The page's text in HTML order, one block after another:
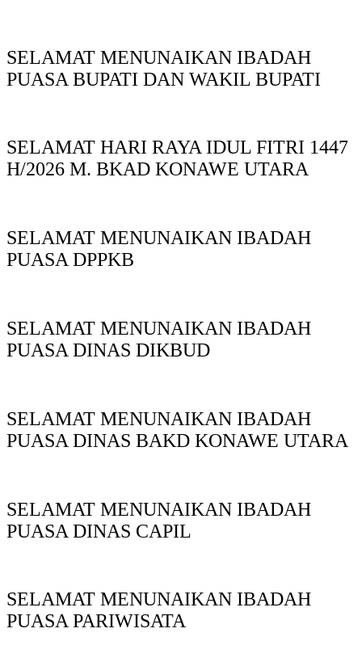
SELAMAT MENUNAIKAN IBADAH
PUASA BUPATI DAN WAKIL BUPATI
SELAMAT HARI RAYA IDUL FITRI 1447
H/2026 M. BKAD KONAWE UTARA
SELAMAT MENUNAIKAN IBADAH
PUASA DPPKB
SELAMAT MENUNAIKAN IBADAH
PUASA DINAS DIKBUD
SELAMAT MENUNAIKAN IBADAH
PUASA DINAS BAKD KONAWE UTARA
SELAMAT MENUNAIKAN IBADAH
PUASA DINAS CAPIL
SELAMAT MENUNAIKAN IBADAH
PUASA PARIWISATA